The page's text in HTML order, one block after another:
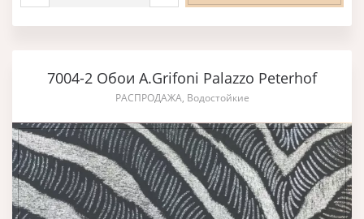
7004-2 Обои A.Grifoni Palazzo Peterhof
РАСПРОДАЖА, Водостойкие